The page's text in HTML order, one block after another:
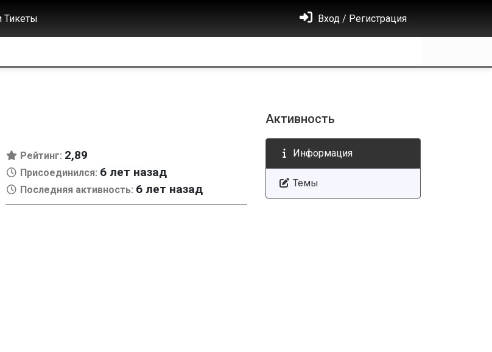
Тикеты Вход / Регистрация
Рейтинг: 2,89
Присоединился: 6 лет назад
Последняя активность: 6 лет назад
Активность
Информация
Темы